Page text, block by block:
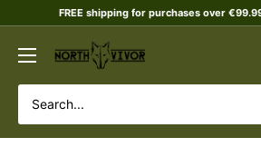
content
FREE shipping for purchases over
NORTHVIVOR